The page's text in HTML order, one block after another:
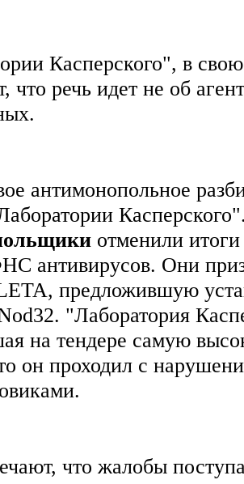
Касперского", в
что речь идет не об
антимонопольное
отменили
антивирусов. Они
предложившую
"Лаборатория
на тендере самую
он проходил с
что жалобы